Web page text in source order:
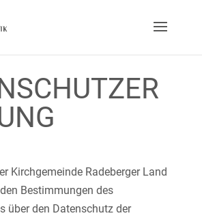
Kirchgemeinde Radeberger Land
Bestimmungen des
über den Datenschutz der